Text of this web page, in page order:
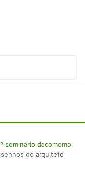
seminário docomomo
do arquiteto